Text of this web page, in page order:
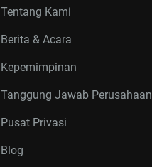
Tentang Kami
Berita & Acara
Kepemimpinan
Tanggung Jawab Perusahaan
Pusat Privasi
Blog